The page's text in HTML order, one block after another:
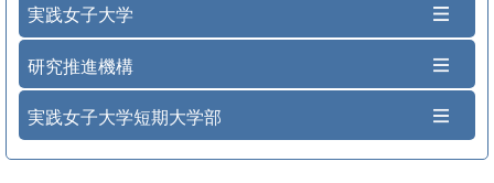
実践女子大学
研究推進機構
実践女子大学短期大学部